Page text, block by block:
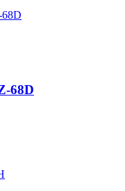
68D